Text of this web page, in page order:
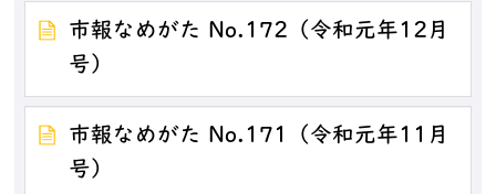
市報なめがた No.172（令和元年12月
号）
市報なめがた No.171（令和元年11月
号）